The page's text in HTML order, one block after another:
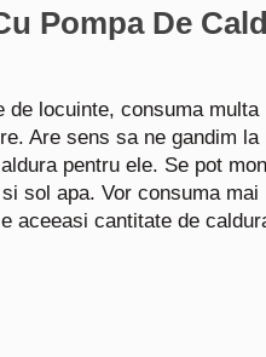
Pompa De
de locuinte, consuma multa
Are sens sa ne gandim la
pentru ele. Se pot
sol apa. Vor consuma mai
aceeasi cantitate de